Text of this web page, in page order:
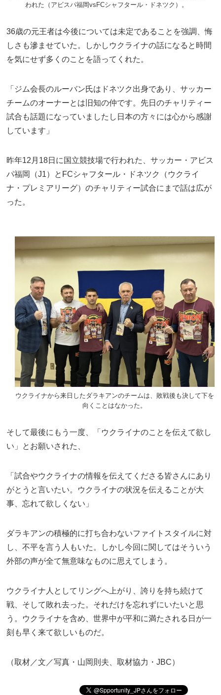
われた（アビスパ福岡vsFCシャフタール・ドネツク）。
36歳の元王者は今後については未定であることを強調、悔
しさも滲ませていた。しかしウクライナの話になると時間
を気にせず多くのことを語ってくれた。
「ジム会長のルーバン氏はドネツク出身であり、サッカー
チームのオーナーとは旧知の仲です。先日のチャリティー
試合も話題になっていましたし日本の方々には心から感謝
しています」
昨年12月18日に国立競技場で行われた、サッカー・アビス
パ福岡（J1）とFCシャフタール・ドネツク（ウクライ
ナ・プレミアリーグ）のチャリティー試合にまで話は広が
った。
ウクライナから来日したダラキアンのチームは、敗戦後も決して下を
向くことはなかった。
そして最後にもう一度、「ウクライナのことを伝えて欲し
い」とお願いされた、
「試合やウクライナの情報を伝えてくださる皆さんにあり
がとうと言いたい。ウクライナの状況を伝えることが大
事、忘れて欲しくない」
ダラキアンの積極的に打ち合わないファイトスタイルに対
し、不平を言う人もいた。しかし今回に関してはそういう
外部の声が全て無意味なものに思えてしまう。
ウクライナ人としてリングへ上がり、誇りを持ち続けて
戦、そして敗れ去った。それだけを忘れずにいたいと思
う。ウクライナを含め、世界中が平和に満たされる日が一
刻も早く来て欲しいものだ。
（取材／文／写真・山岡則夫、取材協力・JBC）